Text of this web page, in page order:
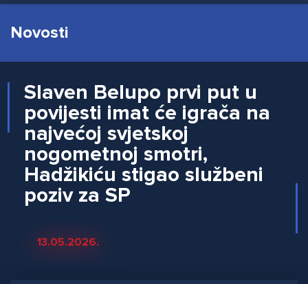
Novosti
Slaven Belupo prvi put u
povijesti imat će igrača na
najvećoj svjetskoj
nogometnoj smotri,
Hadžikiću stigao službeni
poziv za SP
13.05.2026.